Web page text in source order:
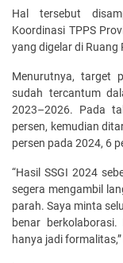
Hal tersebut
Koordinasi TPPS
yang digelar di Ruang
Menurutnya, target
sudah tercantum
2023–2026. Pada
persen, kemudian
persen pada 2024, 6
“Hasil SSGI 2024
segera mengambil
parah. Saya minta
benar
hanya jadi